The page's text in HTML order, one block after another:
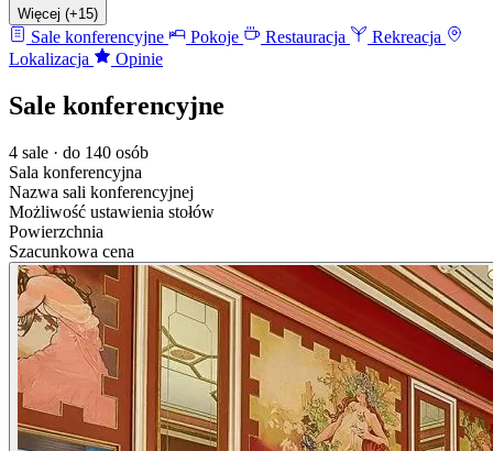
Więcej (+15)
Sale konferencyjne Pokoje Restauracja
Rekreacja
Lokalizacja
Opinie
Sale konferencyjne
4 sale · do 140 osób
Sala konferencyjna
Nazwa sali konferencyjnej
Możliwość ustawienia stołów
Powierzchnia
Szacunkowa cena